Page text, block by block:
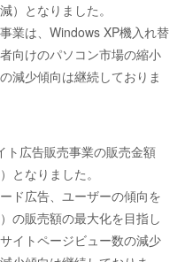
）となりました。
業は、Windows XP機入れ替
向けのパソコン市場の縮小
減少傾向は継続しておりま
広告販売事業の販売金額
となりました。
ド広告、ユーザーの傾向を
の販売額の最大化を目指し
イトページビュー数の減少